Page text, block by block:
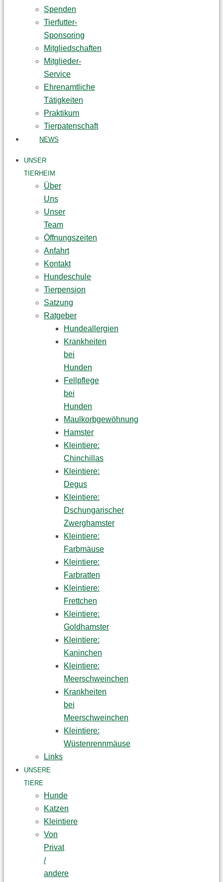
Spenden
Tierfutter-
Sponsoring
Mitgliedschaften
Mitglieder-
Service
Ehrenamtliche
Tätigkeiten
Praktikum
Tierpatenschaft
NEWS
UNSER
TIERHEIM
Über
Uns
Unser
Team
Öffnungszeiten
Anfahrt
Kontakt
Hundeschule
Tierpension
Satzung
Ratgeber
Hundeallergien
Krankheiten
bei
Hunden
Fellpflege
bei
Hunden
Maulkorbgewöhnung
Hamster
Kleintiere:
Chinchillas
Kleintiere:
Degus
Kleintiere:
Dschungarischer
Zwerghamster
Kleintiere:
Farbmäuse
Kleintiere:
Farbratten
Kleintiere:
Frettchen
Kleintiere:
Goldhamster
Kleintiere:
Kaninchen
Kleintiere:
Meerschweinchen
Krankheiten
bei
Meerschweinchen
Kleintiere:
Wüstenrennmäuse
Links
UNSERE
TIERE
Hunde
Katzen
Kleintiere
Von
Privat
/
andere